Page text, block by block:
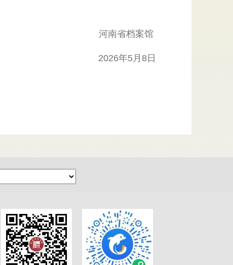
河南省档案馆
2026年5月8日